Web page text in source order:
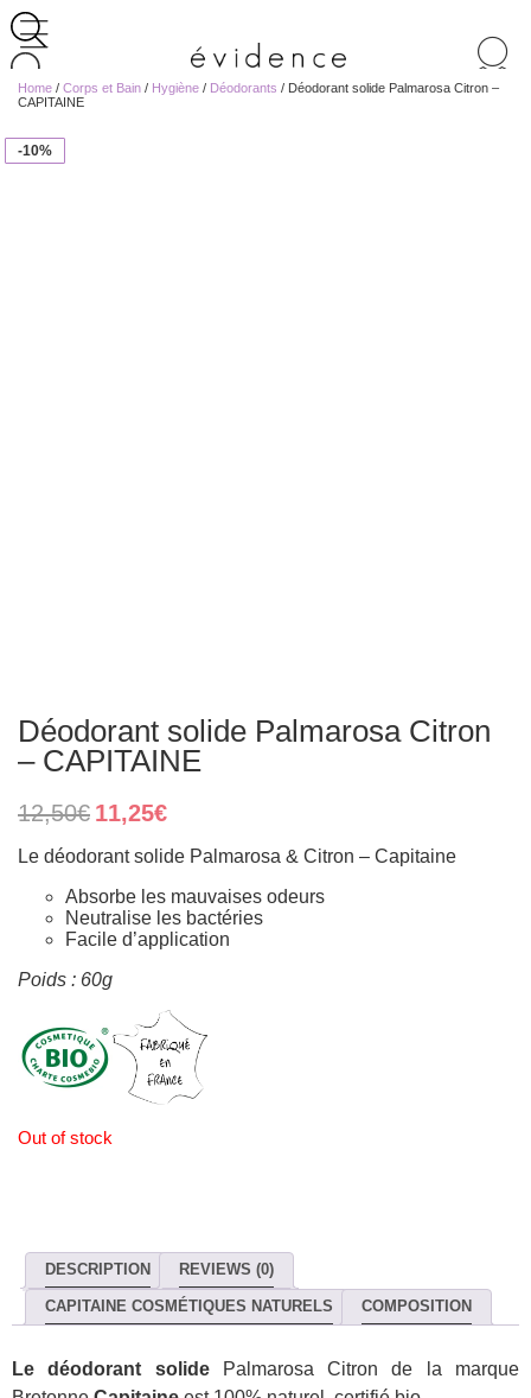
de
produits
Home / Corps et Bain / Hygiène / Déodorants / Déodorant solide Palmarosa Citron –
CAPITAINE
-10%
Déodorant solide Palmarosa Citron
– CAPITAINE
12,50€ Original
price
was:
11,25€Current
is:
Le déodorant solide Palmarosa & Citron – Capitaine
Absorbe les mauvaises odeurs
Neutralise les bactéries
Facile d’application
Poids : 60g
Out of stock
DESCRIPTION REVIEWS (0)
CAPITAINE COSMÉTIQUES NATURELS COMPOSITION
Le déodorant solidePalmarosa Citron de la marque